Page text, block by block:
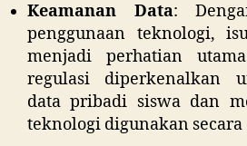
Keamanan Data:
penggunaan teknologi,
menjadi perhatian
regulasi diperkenalkan
data pribadi siswa dan
teknologi digunakan secara